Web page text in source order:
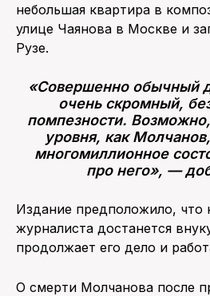
небольшая квартира в
улице Чаянова в Москве и
Рузе.
«Совершенно обычный
очень скромный,
помпезности.
уровня, как
многомиллионное
про него», —
Издание предположило, что
журналиста достанется
продолжает его дело и
О смерти Молчанова после